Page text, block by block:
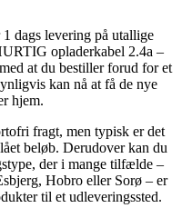
dags levering på utallige
opladerkabel 2.4a –
at du bestiller forud for et
kan nå at få de nye
hjem.
fragt, men typisk er det
beløb. Derudover kan du
der i mange tilfælde –
Hobro eller Sorø – er
til et udleveringssted.